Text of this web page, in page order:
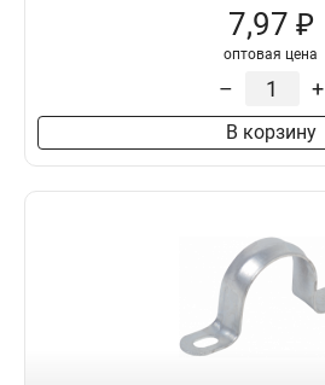
7,97 ₽
оптовая цена
– +
В корзину